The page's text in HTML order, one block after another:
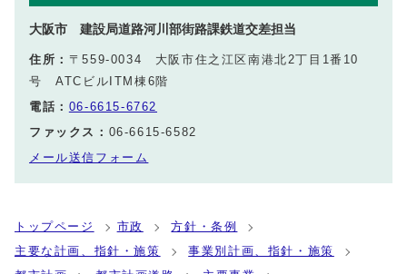
大阪市 建設局道路河川部街路課鉄道交差担当
住所： 〒559-0034 大阪市住之江区南港北2丁目1番10
号 ATCビルITM棟6階
電話： 06-6615-6762
ファックス： 06-6615-6582
メール送信フォーム
トップページ 市政
方針・条例
主要な計画、指針・施策
事業別計画、指針・施策